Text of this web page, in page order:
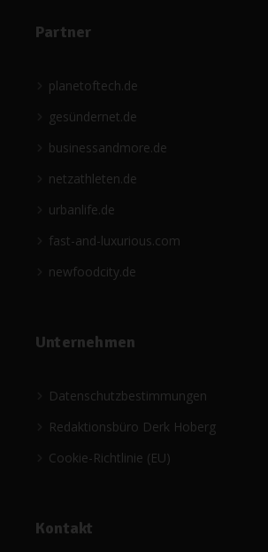
Partner
planetoftech.de
gesündernet.de
businessandmore.de
netzathleten.de
urbanlife.de
fast-and-luxurious.com
newfoodcity.de
Unternehmen
Datenschutzbestimmungen
Redaktionsbüro Derk Hoberg
Cookie-Richtlinie (EU)
Kontakt